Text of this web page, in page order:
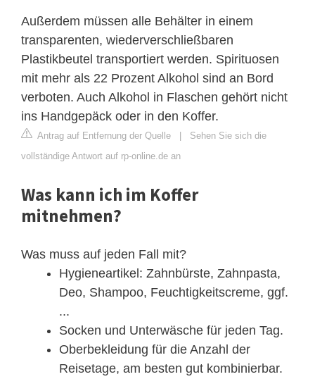
Außerdem müssen alle Behälter in einem
transparenten, wiederverschließbaren
Plastikbeutel transportiert werden. Spirituosen
mit mehr als 22 Prozent Alkohol sind an Bord
verboten. Auch Alkohol in Flaschen gehört nicht
ins Handgepäck oder in den Koffer.
Antrag auf Entfernung der Quelle | Sehen Sie sich die
vollständige Antwort auf rp-online.de an
Was kann ich im Koffer
mitnehmen?
Was muss auf jeden Fall mit?
Hygieneartikel: Zahnbürste, Zahnpasta,
Deo, Shampoo, Feuchtigkeitscreme, ggf.
...
Socken und Unterwäsche für jeden Tag.
Oberbekleidung für die Anzahl der
Reisetage, am besten gut kombinierbar.